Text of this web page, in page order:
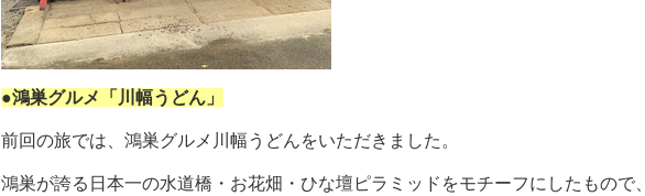
●鴻巣グルメ「川幅うどん」
前回の旅では、鴻巣グルメ川幅うどんをいただきました。
鴻巣が誇る日本一の水道橋・お花畑・ひな壇ピラミッドをモチーフにしたもので、